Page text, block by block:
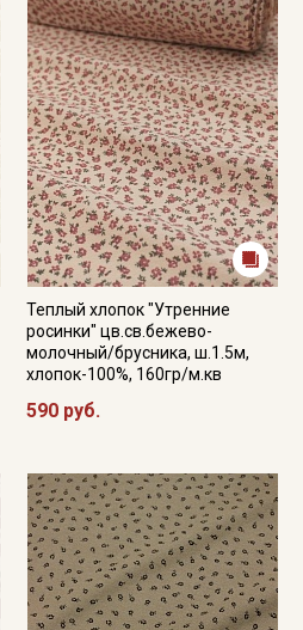
Теплый хлопок "Утренние
росинки" цв.св.бежево-
молочный/брусника, ш.1.5м,
хлопок-100%, 160гр/м.кв
590 руб.